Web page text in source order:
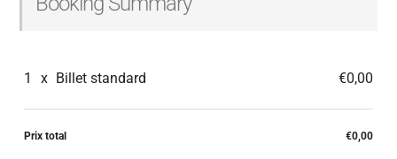
1 x Billet standard €0,00
Prix total €0,00